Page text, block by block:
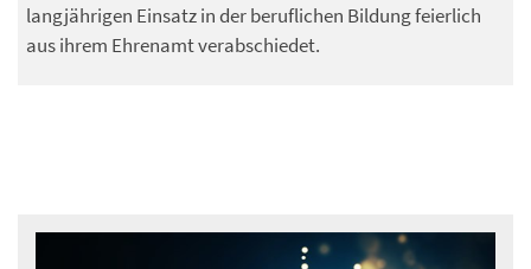
langjährigen Einsatz in der beruflichen Bildung feierlich
aus ihrem Ehrenamt verabschiedet.